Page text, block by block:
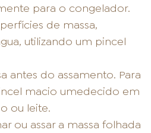
para o congelador.
de massa,
utilizando um pincel
antes do assamento. Para
macio umedecido em
ou leite.
ou assar a massa folhada